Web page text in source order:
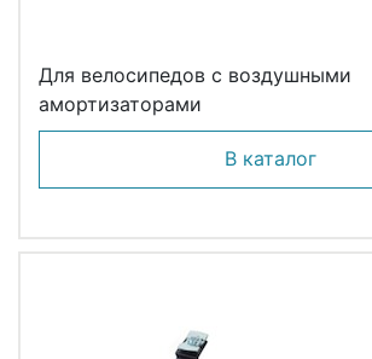
Для велосипедов с воздушными
амортизаторами
В каталог